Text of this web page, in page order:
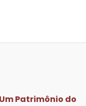
Patrimônio do